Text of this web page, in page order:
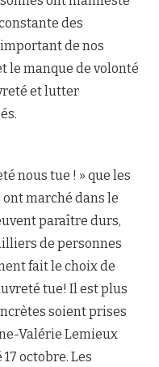
des
de nos
le manque de volonté
et lutter
nous tue ! » que les
marché dans le
paraître durs,
de personnes
fait le choix de
tue! Il est plus
soient prises
Valérie Lemieux
octobre. Les